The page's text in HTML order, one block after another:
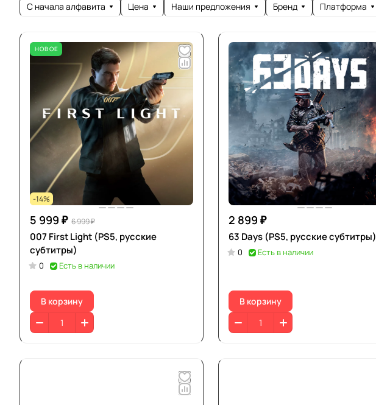
С начала алфавита Цена Наши предложения Бренд Платформа
НОВОЕ
-14%
5 999 ₽ 6 999 ₽
007 First Light (PS5, русские
субтитры)
0 Есть в наличии
В корзину
2 899 ₽
63 Days (PS5, русские субтитры)
0 Есть в наличии
В корзину